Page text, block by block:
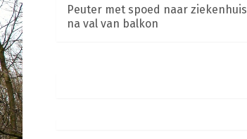
Peuter met spoed naar ziekenhuis
na val van balkon